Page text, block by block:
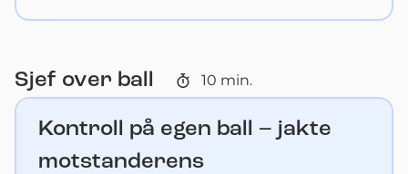
Sjef over ball 10 min.
Kontroll på egen ball – jakte
motstanderens